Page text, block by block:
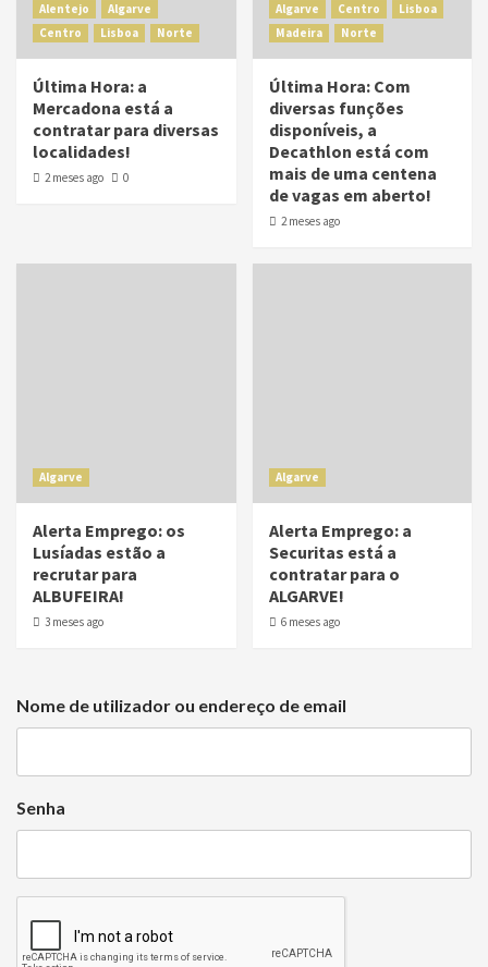
Alentejo
Algarve
Centro
Lisboa Norte
Última Hora: a
Mercadona está a
contratar para diversas
localidades!
2 meses ago 0
Algarve
Centro
Lisboa
Madeira
Norte
Última Hora: Com
diversas funções
disponíveis, a
Decathlon está com
mais de uma centena
de vagas em aberto!
2 meses ago
Algarve
Alerta Emprego: os
Lusíadas estão a
recrutar para
ALBUFEIRA!
3 meses ago
Algarve
Alerta Emprego: a
Securitas está a
contratar para o
ALGARVE!
6 meses ago
Nome de utilizador ou endereço de email
Senha